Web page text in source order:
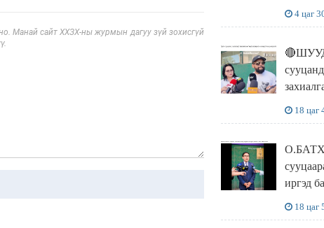
Манай сайт ХХЗХ-ны журмын дагуу зүй зохисгүй
4 цаг
18 цаг
иргэд
18 цаг